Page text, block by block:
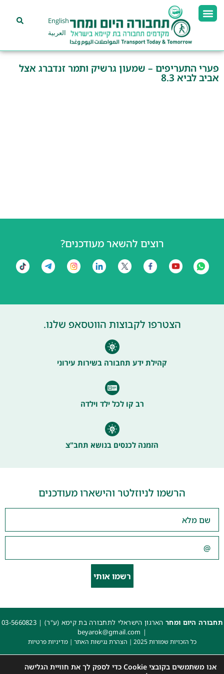
English
العربية
פערי התעריפים – שמעון גרשיק ותמר זנדברג אצל
אביב לביא 8.3
רוצים להשאר מעודכנים?
הצטרפו לקבוצות הווטסאפ שלנו.
קהילת ידע תחבורה בשירות עירוני
רב קו לכל ילד וילדה
הזמנה לכנסים בנושא תחב"צ
הרשמו לניוזלטר והישארו מעודכנים
רשמו אותי
תחבורה היום ומחרהארגון הישראלי לתחבורה בת קימא (ע"ר) | 03-5660823
|
beyarok@gmail.com
כל הזכויות שמורות 2025 | הצהרת נגישות האתר |מדיניות פרטיות
אנו משתמשים בקובצי Cookie כדי לספק לך את חוויית הגלישה